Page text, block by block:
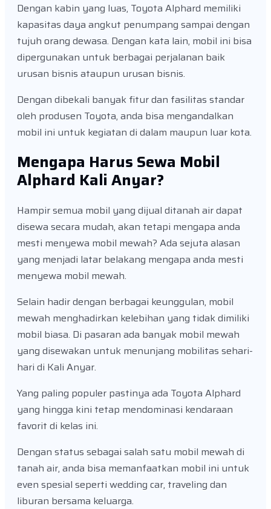
Dengan kabin yang luas, Toyota Alphard memiliki
kapasitas daya angkut penumpang sampai dengan
tujuh orang dewasa. Dengan kata lain, mobil ini bisa
dipergunakan untuk berbagai perjalanan baik
urusan bisnis ataupun urusan bisnis.
Dengan dibekali banyak fitur dan fasilitas standar
oleh produsen Toyota, anda bisa mengandalkan
mobil ini untuk kegiatan di dalam maupun luar kota.
Mengapa Harus Sewa Mobil
Alphard Kali Anyar?
Hampir semua mobil yang dijual ditanah air dapat
disewa secara mudah, akan tetapi mengapa anda
mesti menyewa mobil mewah? Ada sejuta alasan
yang menjadi latar belakang mengapa anda mesti
menyewa mobil mewah.
Selain hadir dengan berbagai keunggulan, mobil
mewah menghadirkan kelebihan yang tidak dimiliki
mobil biasa. Di pasaran ada banyak mobil mewah
yang disewakan untuk menunjang mobilitas sehari-
hari di Kali Anyar.
Yang paling populer pastinya ada Toyota Alphard
yang hingga kini tetap mendominasi kendaraan
favorit di kelas ini.
Dengan status sebagai salah satu mobil mewah di
tanah air, anda bisa memanfaatkan mobil ini untuk
even spesial seperti wedding car, traveling dan
liburan bersama keluarga.